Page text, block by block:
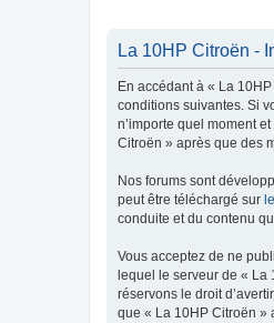
La 10HP Citroën -
En accédant à « La
conditions suivantes. Si
n’importe quel moment
Citroën » après que des
Nos forums sont
peut être téléchargé sur
conduite et du contenu
Vous acceptez de ne
lequel le serveur de «
réservons le droit
que « La 10HP Citroën »